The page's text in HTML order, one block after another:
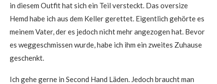
in diesem Outfit hat sich ein Teil versteckt. Das oversize
Hemd habe ich aus dem Keller gerettet. Eigentlich gehörte es
meinem Vater, der es jedoch nicht mehr angezogen hat. Bevor
es weggeschmissen wurde, habe ich ihm ein zweites Zuhause
geschenkt.
Ich gehe gerne in Second Hand Läden. Jedoch braucht man